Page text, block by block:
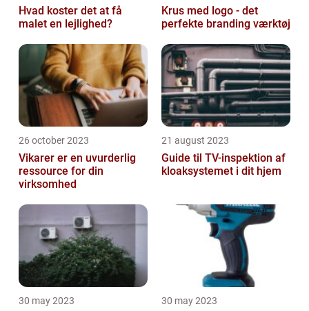
Hvad koster det at få
malet en lejlighed?
Krus med logo - det
perfekte branding værktøj
26 october 2023
Vikarer er en uvurderlig
ressource for din
virksomhed
21 august 2023
Guide til TV-inspektion af
kloaksystemet i dit hjem
30 may 2023 30 may 2023